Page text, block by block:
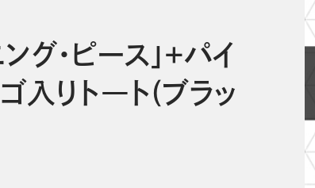
ング･ピース」+パイ
入りト―ト(ブラッ